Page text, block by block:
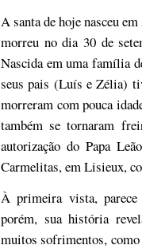
A santa de hoje nasceu
morreu no dia 30 de
Nascida em uma família
seus pais (Luís e Zélia)
morreram com pouca
também se tornaram
autorização do Papa
Carmelitas, em Lisieux,
À primeira vista, parece
porém, sua história
muitos sofrimentos, como